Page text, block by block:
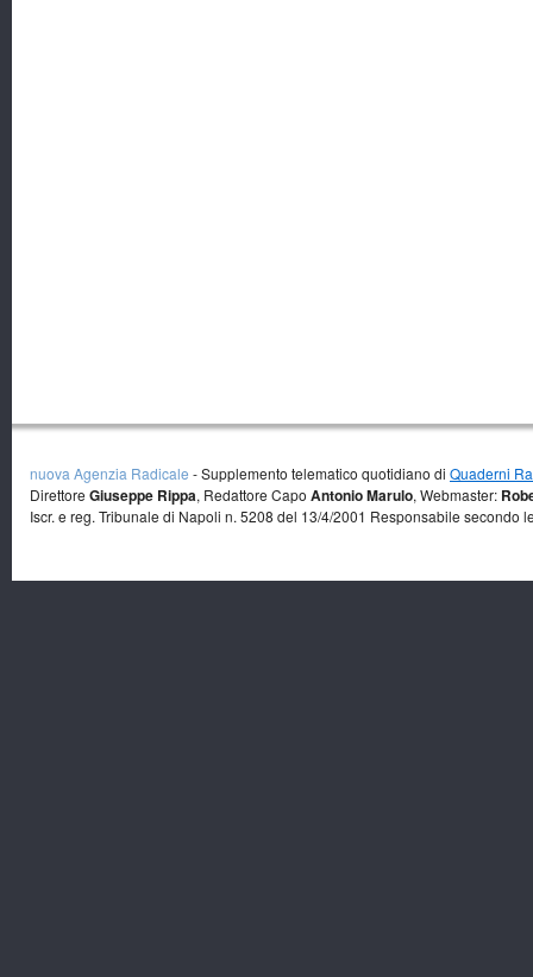
nuova Agenzia Radicale - Supplemento telematico quotidiano di Quaderni
Direttore Giuseppe Rippa, Redattore Capo Antonio Marulo, Webmaster:
Iscr. e reg. Tribunale di Napoli n. 5208 del 13/4/2001 Responsabile secondo